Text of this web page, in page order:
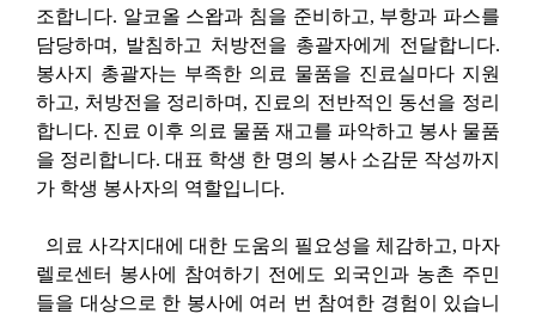
조합니다. 알코올 스왑과 침을 준비하고, 부항과 파스를
담당하며, 발침하고 처방전을 총괄자에게 전달합니다.
봉사지 총괄자는 부족한 의료 물품을 진료실마다 지원
하고, 처방전을 정리하며, 진료의 전반적인 동선을 정리
합니다. 진료 이후 의료 물품 재고를 파악하고 봉사 물품
을 정리합니다. 대표 학생 한 명의 봉사 소감문 작성까지
가 학생 봉사자의 역할입니다.
의료 사각지대에 대한 도움의 필요성을 체감하고, 마자
렐로센터 봉사에 참여하기 전에도 외국인과 농촌 주민
들을 대상으로 한 봉사에 여러 번 참여한 경험이 있습니